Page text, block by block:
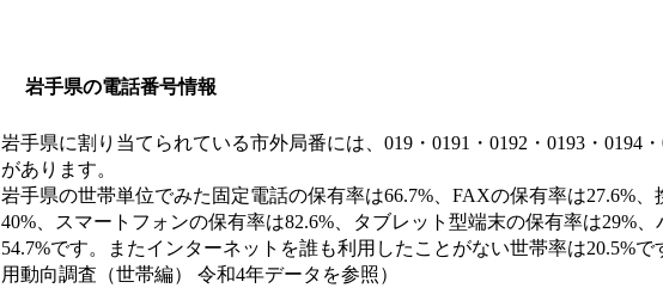
岩手県の電話番号情報
岩手県に割り当てられている市外局番には、019・0191・0192・0193・0194・
があります。
岩手県の世帯単位でみた固定電話の保有率は66.7%、FAXの保有率は27.6%、
40%、スマートフォンの保有率は82.6%、タブレット型端末の保有率は29%
54.7%です。またインターネットを誰も利用したことがない世帯率は20.5%で
用動向調査（世帯編） 令和4年データを参照）